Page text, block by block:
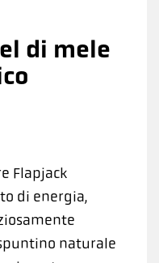
di mele
Flapjack
di energia,
naturale